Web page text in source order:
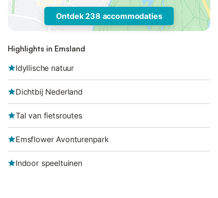
Ontdek 238 accommodaties
Highlights in Emsland
Idyllische natuur
Dichtbij Nederland
Tal van fietsroutes
Emsflower Avonturenpark
Indoor speeltuinen